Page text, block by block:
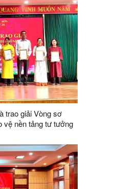
trao giải Vòng sơ
vệ nền tảng tư tưởng